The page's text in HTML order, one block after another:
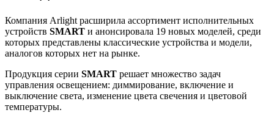
Компания Arlight расширила ассортимент исполнительных
устройств SMART и анонсировала 19 новых моделей, среди
которых представлены классические устройства и модели,
аналогов которых нет на рынке.
Продукция серии SMART решает множество задач
управления освещением: диммирование, включение и
выключение света, изменение цвета свечения и цветовой
температуры.